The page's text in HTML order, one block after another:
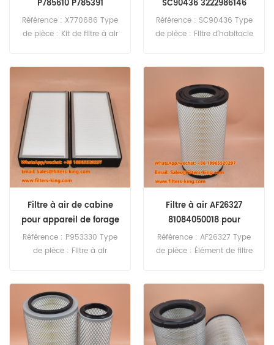
P785610 P785391
Référence : X770686 Type
de pièce : Kit de filtre à air
20 pièces
SC90436 3222986146
pour XRVS476
Référence : SC90436 Type
de pièce : Filtre d'habitacle
SC90436 Filtre d'habitacle
Référence croisée
3222986146 Utilisation pour
Atlas Copco XAMS367
XRVS476 ROCL6 ROCL7.
Filtre à air de cabine
pour appareil de forage
ROCL6 P953330
3222325376
Référence : P953330 Type
de pièce : Filtre à air
Quantité minimale de
commande : 60 pièces
Filtre à air d'habitacle
P953330 Référence croisée
Filtre à air AF26327
81084050018 pour
TGL10.180
Référence : AF26327 Type
de pièce : Élément de filtre
20 pièces Référence croisée
du filtre à air AF26327
81084050018 Utilisation